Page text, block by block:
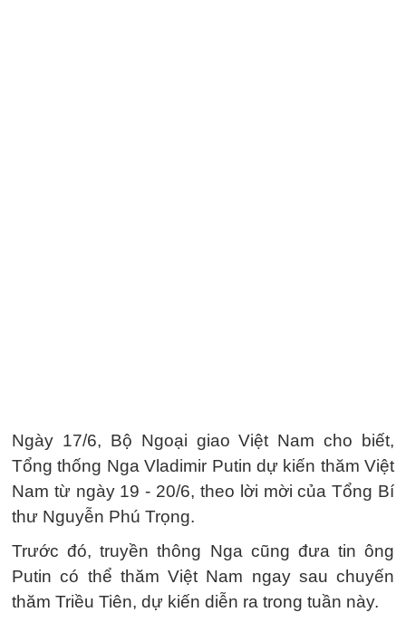
Ngày 17/6, Bộ Ngoại giao Việt Nam cho biết,
Tổng thống Nga Vladimir Putin dự kiến thăm Việt
Nam từ ngày 19 - 20/6, theo lời mời của Tổng Bí
thư Nguyễn Phú Trọng.
Trước đó, truyền thông Nga cũng đưa tin ông
Putin có thể thăm Việt Nam ngay sau chuyến
thăm Triều Tiên, dự kiến diễn ra trong tuần này.